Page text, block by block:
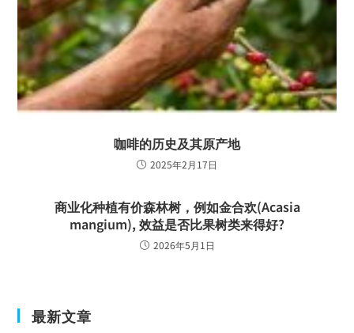
咖啡的历史及其原产地
2025年2月17日
商业化种植有价森林树，例如金合欢(Acasia
mangium), 效益是否比果树类来得好?
2026年5月1日
最新文章